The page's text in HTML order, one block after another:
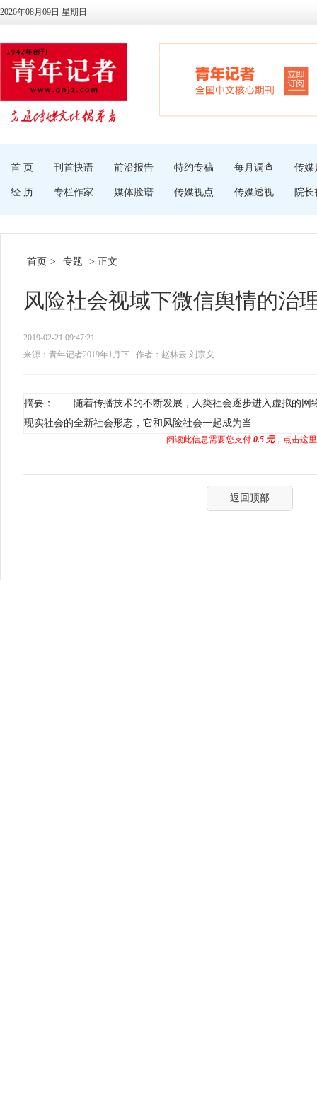
2026年08月09日 星期日
首 页 刊首快语 前沿报告 特约专稿 每月调查 传媒
经 历 专栏作家 媒体脸谱 传媒视点 传媒透视 院长
首页 > 专题 > 正文
风险社会视域下微信舆情的治
2019-02-21 09:47:21
来源：青年记者2019年1月下
作者：赵林云 刘宗义
摘要： 随着传播技术的不断发展，人类社会逐步进入虚拟的网
现实社会的全新社会形态，它和风险社会一起成为当
阅读此信息需要您支付 0.5 元，点击这
返回顶部